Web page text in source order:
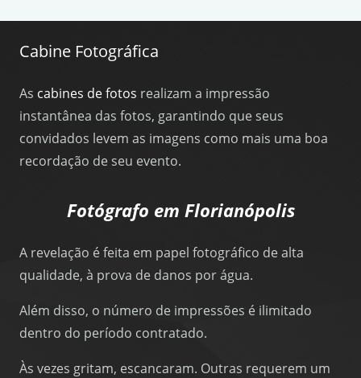
Cabine Fotográfica
As cabines de fotos realizam a impressão
instantânea das fotos, garantindo que seus
convidados levem as imagens como mais uma boa
recordação de seu evento.
Fotógrafo em Florianópolis
A revelação é feita em papel fotográfico de alta
qualidade, à prova de danos por água.
Além disso, o número de impressões é ilimitado
dentro do período contratado.
Às vezes gritam, escancaram. Outras requerem um